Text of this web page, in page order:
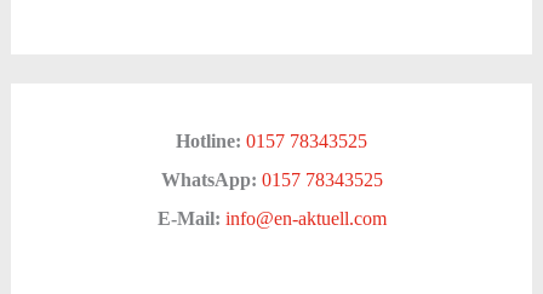
Hotline: 0157 78343525
WhatsApp: 0157 78343525
E-Mail: info@en-aktuell.com